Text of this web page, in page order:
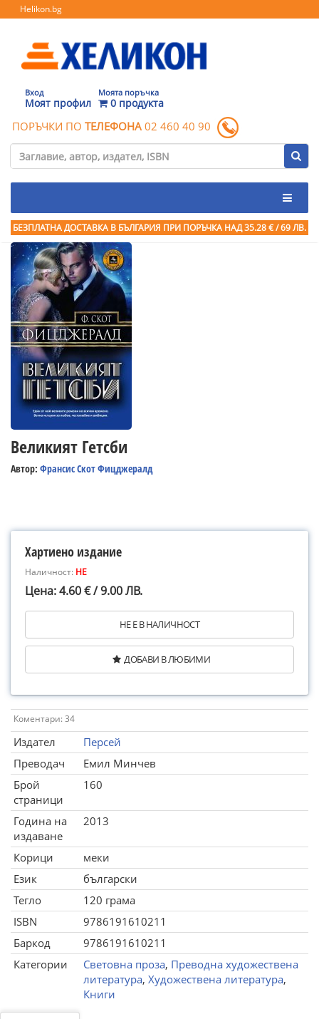
Helikon.bg
Вход
Моят профил
Моята поръчка
0 продукта
ПОРЪЧКИ ПО ТЕЛЕФОНА 02 460 40 90
БЕЗПЛАТНА ДОСТАВКА В БЪЛГАРИЯ ПРИ ПОРЪЧКА НАД 35.28 € / 69 ЛВ.
Великият Гетсби
Автор: Франсис Скот Фицджералд
Хартиено издание
Наличност: НЕ
Цена: 4.60 € / 9.00 ЛВ.
НЕ Е В НАЛИЧНОСТ
ДОБАВИ В ЛЮБИМИ
Коментари: 34
Издател
Персей
Преводач
Емил Минчев
Брой
страници
160
Година на
издаване
2013
Корици
меки
Език
български
Тегло
120 грама
ISBN
9786191610211
Баркод
9786191610211
Категории
Световна проза, Преводна художествена
литература, Художествена литература,
Книги